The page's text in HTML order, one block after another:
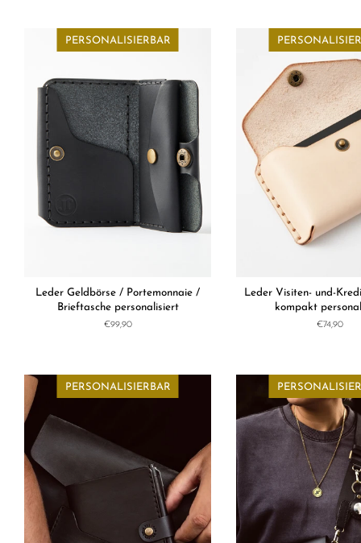
PERSONALISIERBAR
Leder Geldbörse / Portemonnaie /
Brieftasche personalisiert
Normaler
€99,90
Leder Visiten- und-
kompakt
Normaler
€74,90
PERSONALISIERBAR